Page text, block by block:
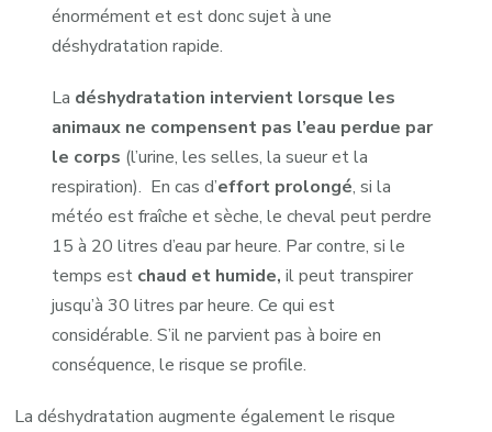
énormément et est donc sujet à une
déshydratation rapide.
La déshydratation intervient lorsque les
animaux ne compensent pas l’eau perdue par
le corps (l’urine, les selles, la sueur et la
respiration). En cas d’effort prolongé, si la
météo est fraîche et sèche, le cheval peut perdre
15 à 20 litres d’eau par heure. Par contre, si le
temps est chaud et humide, il peut transpirer
jusqu’à 30 litres par heure. Ce qui est
considérable. S’il ne parvient pas à boire en
conséquence, le risque se profile.
La déshydratation augmente également le risque